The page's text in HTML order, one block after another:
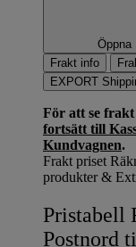
Öppna
Frakt info
EXPORT
För att se
fortsätt till
Kundvagnen.
Frakt priset
produkter &
Pristabell
Postnord